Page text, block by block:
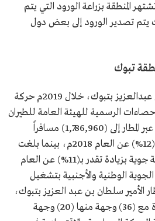
المنطقة بزراعة الورود التي يتم
يتم تصدير الورود إلى بعض دول
تبوك
شهد مطار الأمير سلطان بن عبدالعزيز بتبوك، خلال 2019م حركة
الرسمية للهيئة العامة للطيران
المدني وصول عدد المسافرين عبر المطار إلى (1,786,960) مسافراً
وبنسبة نمو بلغت أكثر من (12%) عن العام 2018م، بينما بلغت
عدد الرحلات (16,014) رحلة جوية بزيادة تقدر بـ(11%) عن العام
الجوية الوطنية والأجنبية بتشغيل
سلطان بن عبد العزيز بتبوك،
ويرتبط المطار برحلات مباشرة مع (36) وجهة منها (20) وجهة